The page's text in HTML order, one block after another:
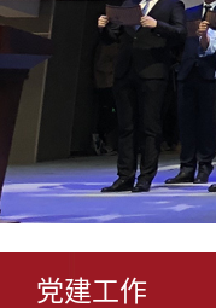
党建工作